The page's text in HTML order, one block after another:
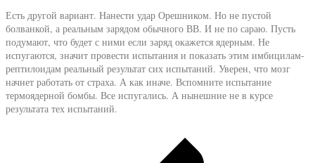
Есть другой вариант. Нанести удар Орешником. Но не пустой
болванкой, а реальным зарядом обычного ВВ. И не по сараю. Пусть
подумают, что будет с ними если заряд окажется ядерным. Не
испугаются, значит провести испытания и показать этим имбицилам-
рептилоидам реальный результат сих испытаний. Уверен, что мозг
начнет работать от страха. А как иначе. Вспомните испытание
термоядерной бомбы. Все испугались. А нынешние не в курсе
результата тех испытаний.